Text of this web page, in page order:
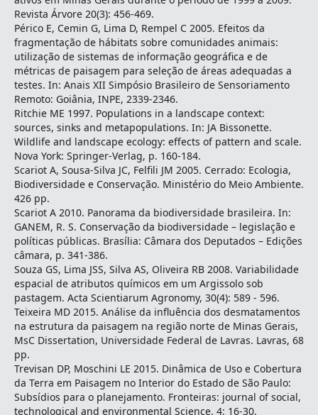
Revista Árvore 20(3): 456-469.
Périco E, Cemin G, Lima D, Rempel C 2005. Efeitos da
fragmentação de hábitats sobre comunidades animais:
utilização de sistemas de informação geográfica e de
métricas de paisagem para seleção de áreas adequadas a
testes. In: Anais XII Simpósio Brasileiro de Sensoriamento
Remoto: Goiânia, INPE, 2339-2346.
Ritchie ME 1997. Populations in a landscape context:
sources, sinks and metapopulations. In: JA Bissonette.
Wildlife and landscape ecology: effects of pattern and scale.
Nova York: Springer-Verlag, p. 160-184.
Scariot A, Sousa-Silva JC, Felfili JM 2005. Cerrado: Ecologia,
Biodiversidade e Conservação. Ministério do Meio Ambiente.
426 pp.
Scariot A 2010. Panorama da biodiversidade brasileira. In:
GANEM, R. S. Conservação da biodiversidade – legislação e
políticas públicas. Brasília: Câmara dos Deputados – Edições
câmara, p. 341-386.
Souza GS, Lima JSS, Silva AS, Oliveira RB 2008. Variabilidade
espacial de atributos químicos em um Argissolo sob
pastagem. Acta Scientiarum Agronomy, 30(4): 589 ‑ 596.
Teixeira MD 2015. Análise da influência dos desmatamentos
na estrutura da paisagem na região norte de Minas Gerais,
MsC Dissertation, Universidade Federal de Lavras. Lavras, 68
pp.
Trevisan DP, Moschini LE 2015. Dinâmica de Uso e Cobertura
da Terra em Paisagem no Interior do Estado de São Paulo:
Subsídios para o planejamento. Fronteiras: journal of social,
technological and environmental Science. 4: 16-30.